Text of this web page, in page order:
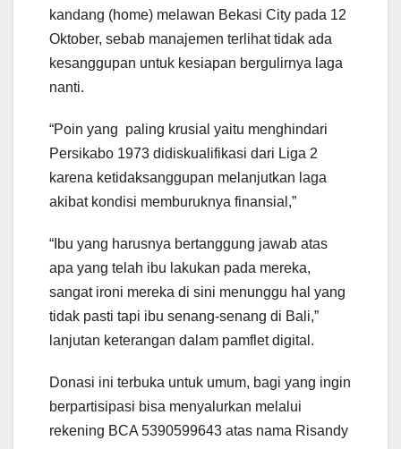
kandang (home) melawan Bekasi City pada 12
Oktober, sebab manajemen terlihat tidak ada
kesanggupan untuk kesiapan bergulirnya laga
nanti.
“Poin yang paling krusial yaitu menghindari
Persikabo 1973 didiskualifikasi dari Liga 2
karena ketidaksanggupan melanjutkan laga
akibat kondisi memburuknya finansial,”
“Ibu yang harusnya bertanggung jawab atas
apa yang telah ibu lakukan pada mereka,
sangat ironi mereka di sini menunggu hal yang
tidak pasti tapi ibu senang-senang di Bali,”
lanjutan keterangan dalam pamflet digital.
Donasi ini terbuka untuk umum, bagi yang ingin
berpartisipasi bisa menyalurkan melalui
rekening BCA 5390599643 atas nama Risandy